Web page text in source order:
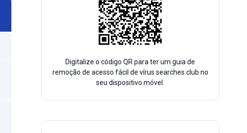
Digitalize o código QR para ter um guia de
remoção de acesso fácil de vírus searches.club no
seu dispositivo móvel.